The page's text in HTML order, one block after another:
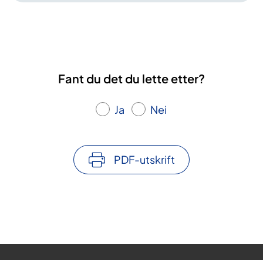
Fant du det du lette etter?
Ja Nei
PDF-utskrift